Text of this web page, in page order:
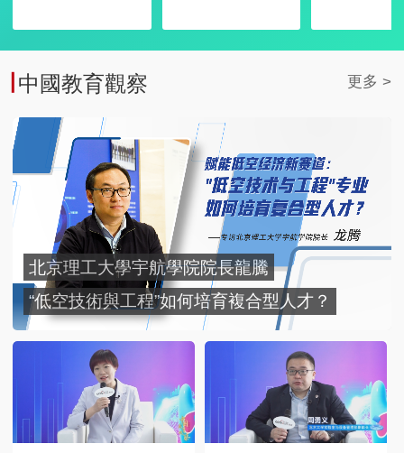
中國教育觀察 更多 >
北京理工大學宇航學院院長龍騰
“低空技術與工程”如何培育複合型人才？